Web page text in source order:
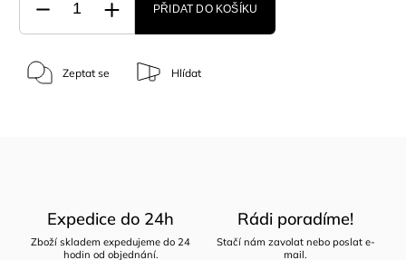
PŘIDAT DO KOŠÍKU
Zeptat se Hlídat
Expedice do 24h
Zboží skladem expedujeme do 24
hodin od objednání.
Rádi poradíme!
Stačí nám zavolat nebo poslat e-
mail.